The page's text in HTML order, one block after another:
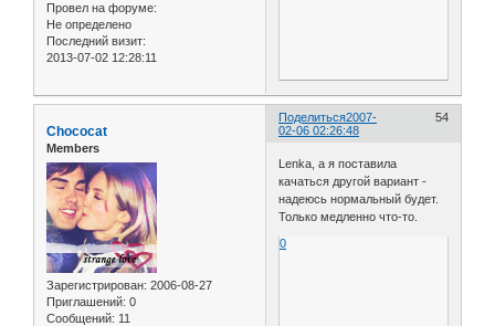
Провел на форуме:
Не определено
Последний визит:
2013-07-02 12:28:11
Поделиться 54
2007-
02-06 02:26:48
Chococat
Members
Зарегистрирован: 2006-08-27
Приглашений: 0
Сообщений: 11
Lenka, а я поставила
качаться другой вариант -
надеюсь нормальный будет.
Только медленно что-то.
0